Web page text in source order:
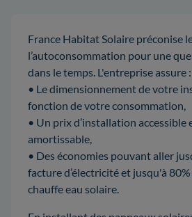
France Habitat Solaire préconise
l’autoconsommation pour une
dans le temps. L'entreprise assure :
• Le dimensionnement de votre
fonction de votre consommation,
• Un prix d’installation accessible
amortissable,
• Des économies pouvant aller
facture d’électricité et jusqu'à
chauffe eau solaire.